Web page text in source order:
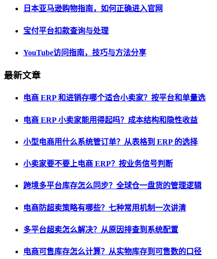
日本亚马逊购物指南，如何正确进入官网
宝付平台扣款查询与处理
YouTube访问指南，技巧与方法分享
最新文章
电商 ERP 和进销存哪个适合小卖家？按平台和单量选
电商 ERP 小卖家能用得起吗？成本结构和隐性收益
小型电商用什么系统管订单？从表格到 ERP 的选择
小卖家要不要上电商 ERP？按业务信号判断
跨境多平台库存怎么同步？全球仓一盘货的管理逻辑
电商防超卖策略有哪些？七种常用机制一次讲清
多平台超卖怎么解决？从原因排查到系统配置
电商可售库存怎么计算？从实物库存到可售数的口径